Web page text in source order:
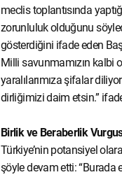
meclis toplantısında
zorunluluk olduğunu
gösterdiğini ifade eden
Milli savunmamızın kalbi
yaralılarımıza şifalar
dirliğimizi daim etsin.”
Birlik ve Beraberlik
Türkiye’nin potansiyel
şöyle devam etti: “Burada